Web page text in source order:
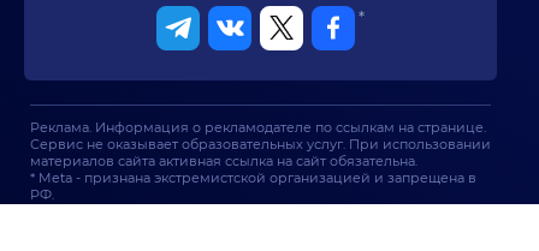
*
Реклама. Информация о рекламодателе по ссылкам на странице.
Сервис не оказывает образовательных услуг. При использовании
материалов сайта активная ссылка на сайт обязательна.
* Meta - признана экстремистской организацией и запрещена в
РФ.